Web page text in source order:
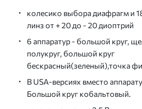
колесико выбора диафрагм и
линз от + 20 до - 20 диоптрий
6 аппаратур - большой круг,
полукруг, большой круг
бескрасный(зеленый),точка
В USA-версиях вместо
Большой круг кобальтовый.